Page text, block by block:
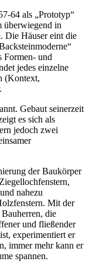
64 als „Prototyp“
überwiegend in
Die Häuser eint die
Formen- und
jedes einzelne
(Kontext,
Gebaut seinerzeit
es sich als
jedoch zwei
der Baukörper
nahezu
Mit der
die
und fließender
experimentiert er
immer mehr kann er
spannen.